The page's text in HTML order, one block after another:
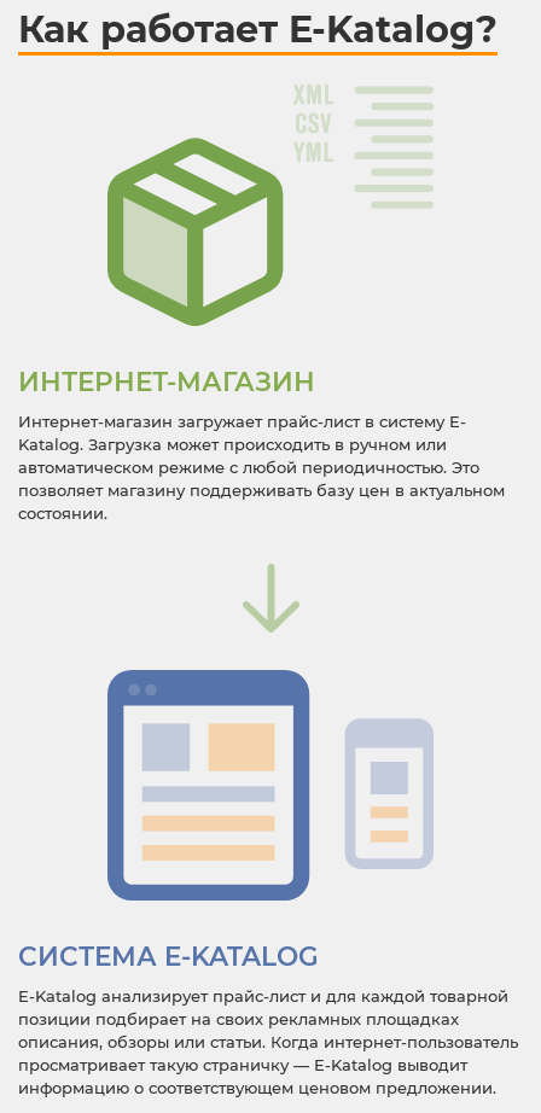
Как работает E-Katalog?
ИНТЕРНЕТ-МАГАЗИН
Интернет-магазин загружает прайс-лист в систему E-
Katalog. Загрузка может происходить в ручном или
автоматическом режиме с любой периодичностью. Это
позволяет магазину поддерживать базу цен в актуальном
состоянии.
СИСТЕМА E-KATALOG
E-Katalog анализирует прайс-лист и для каждой товарной
позиции подбирает на своих рекламных площадках
описания, обзоры или статьи. Когда интернет-пользователь
просматривает такую страничку — E-Katalog выводит
информацию о соответствующем ценовом предложении.